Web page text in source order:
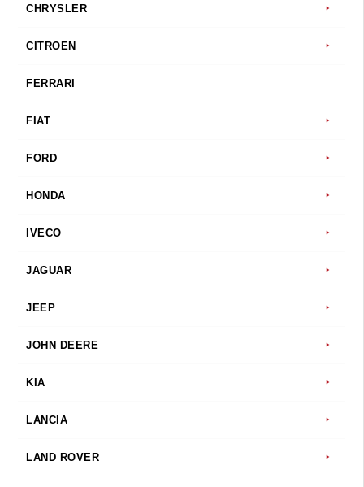
CHRYSLER
CITROEN
FERRARI
FIAT
FORD
HONDA
IVECO
JAGUAR
JEEP
JOHN DEERE
KIA
LANCIA
LAND ROVER